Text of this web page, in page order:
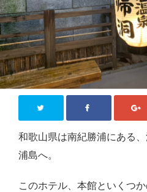
ジモティー情報
沖縄
徳島
香川
東京
和歌山県は南紀勝浦にある
浦島へ。
このホテル、本館といくつ